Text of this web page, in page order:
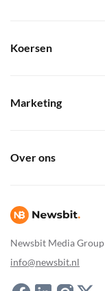
Newsbit Media Group
info@newsbit.nl
Koersen
Marketing
Over ons